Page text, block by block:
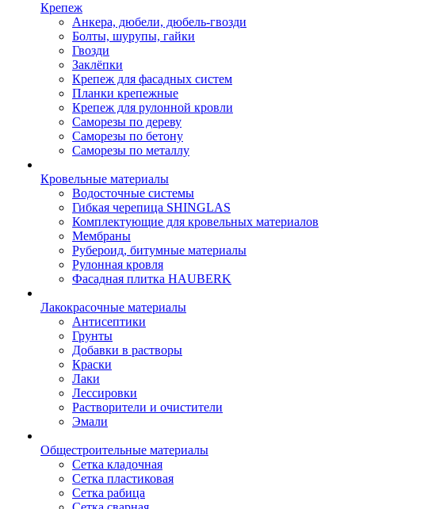
Крепеж
Анкера, дюбели, дюбель-гвозди
Болты, шурупы, гайки
Гвозди
Заклёпки
Крепеж для фасадных систем
Планки крепежные
Крепеж для рулонной кровли
Саморезы по дереву
Саморезы по бетону
Саморезы по металлу
Кровельные материалы
Водосточные системы
Гибкая черепица SHINGLAS
Комплектующие для кровельных материалов
Мембраны
Рубероид, битумные материалы
Рулонная кровля
Фасадная плитка HAUBERK
Лакокрасочные материалы
Антисептики
Грунты
Добавки в растворы
Краски
Лаки
Лессировки
Растворители и очистители
Эмали
Общестроительные материалы
Сетка кладочная
Сетка пластиковая
Сетка рабица